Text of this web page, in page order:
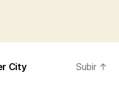
City
Subir ↑